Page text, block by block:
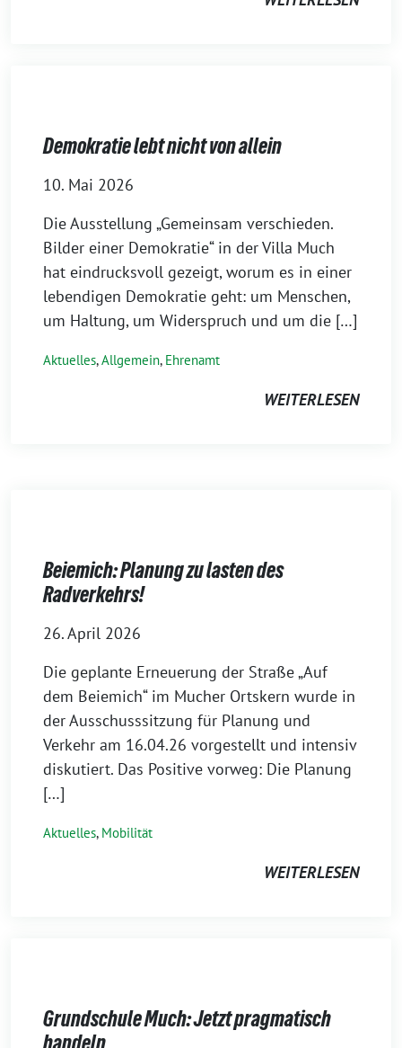
Demokratie lebt nicht von allein
10. Mai 2026
Die Ausstellung „Gemeinsam verschieden.
Bilder einer Demokratie“ in der Villa Much
hat eindrucksvoll gezeigt, worum es in einer
lebendigen Demokratie geht: um Menschen,
um Haltung, um Widerspruch und um die […]
Aktuelles,Allgemein, Ehrenamt
WEITERLESEN
Beiemich: Planung zu lasten des
Radverkehrs!
26. April 2026
Die geplante Erneuerung der Straße „Auf
dem Beiemich“ im Mucher Ortskern wurde in
der Ausschusssitzung für Planung und
Verkehr am 16.04.26 vorgestellt und intensiv
diskutiert. Das Positive vorweg: Die Planung
[…]
Aktuelles, Mobilität
WEITERLESEN
Grundschule Much: Jetzt pragmatisch